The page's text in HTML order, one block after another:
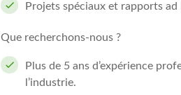
Projets spéciaux et rapports
Que recherchons-nous ?
Plus de 5 ans d’expérience
l’industrie.